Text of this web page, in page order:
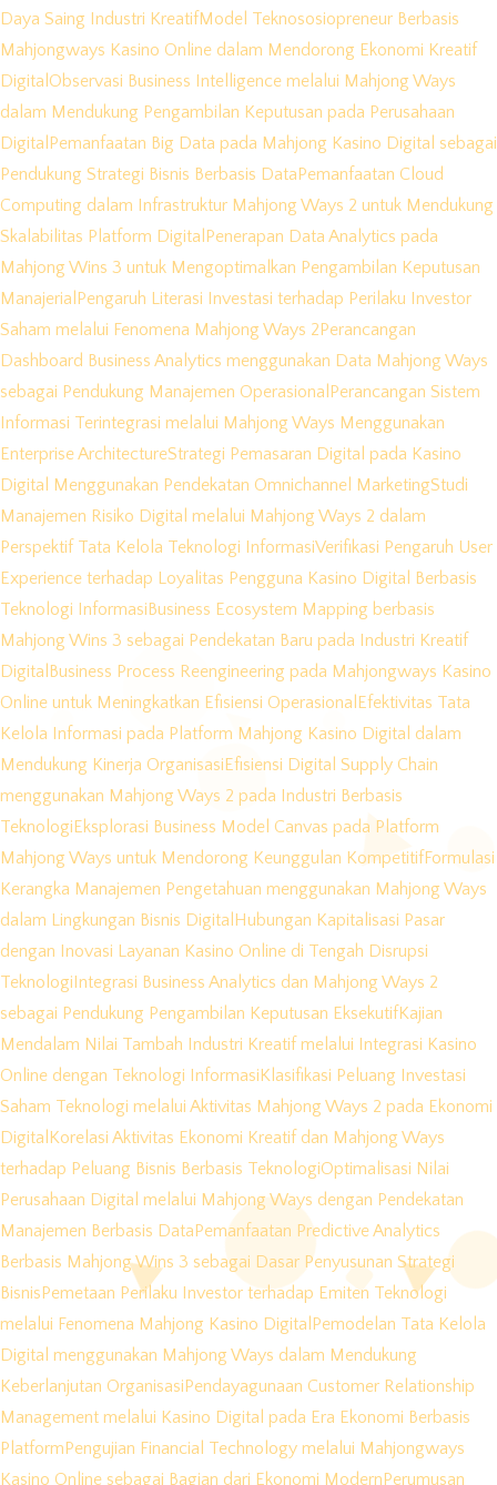
Daya Saing Industri KreatifModel Teknososiopreneur Berbasis
Mahjongways Kasino Online dalam Mendorong Ekonomi Kreatif
Digital Observasi Business Intelligence melalui Mahjong Ways
dalam Mendukung Pengambilan Keputusan pada Perusahaan
Digital Pemanfaatan Big Data pada Mahjong Kasino Digital sebagai
Pendukung Strategi Bisnis Berbasis Data Pemanfaatan Cloud
Computing dalam Infrastruktur Mahjong Ways 2 untuk Mendukung
Skalabilitas Platform Digital Penerapan Data Analytics pada
Mahjong Wins 3 untuk Mengoptimalkan Pengambilan Keputusan
Manajerial Pengaruh Literasi Investasi terhadap Perilaku Investor
Saham melalui Fenomena Mahjong Ways 2 Perancangan
Dashboard Business Analytics menggunakan Data Mahjong Ways
sebagai Pendukung Manajemen Operasional Perancangan Sistem
Informasi Terintegrasi melalui Mahjong Ways Menggunakan
Enterprise ArchitectureStrategi Pemasaran Digital pada Kasino
Digital Menggunakan Pendekatan Omnichannel MarketingStudi
Manajemen Risiko Digital melalui Mahjong Ways 2 dalam
Perspektif Tata Kelola Teknologi InformasiVerifikasi Pengaruh User
Experience terhadap Loyalitas Pengguna Kasino Digital Berbasis
Teknologi Informasi Business Ecosystem Mapping berbasis
Mahjong Wins 3 sebagai Pendekatan Baru pada Industri Kreatif
Digital Business Process Reengineering pada Mahjongways Kasino
Online untuk Meningkatkan Efisiensi Operasional Efektivitas Tata
Kelola Informasi pada Platform Mahjong Kasino Digital dalam
Mendukung Kinerja Organisasi Efisiensi Digital Supply Chain
menggunakan Mahjong Ways 2 pada Industri Berbasis
Teknologi Eksplorasi Business Model Canvas pada Platform
Mahjong Ways untuk Mendorong Keunggulan KompetitifFormulasi
Kerangka Manajemen Pengetahuan menggunakan Mahjong Ways
dalam Lingkungan Bisnis Digital Hubungan Kapitalisasi Pasar
dengan Inovasi Layanan Kasino Online di Tengah Disrupsi
Teknologi Integrasi Business Analytics dan Mahjong Ways 2
sebagai Pendukung Pengambilan Keputusan EksekutifKajian
Mendalam Nilai Tambah Industri Kreatif melalui Integrasi Kasino
Online dengan Teknologi Informasi Klasifikasi Peluang Investasi
Saham Teknologi melalui Aktivitas Mahjong Ways 2 pada Ekonomi
Digital Korelasi Aktivitas Ekonomi Kreatif dan Mahjong Ways
terhadap Peluang Bisnis Berbasis TeknologiOptimalisasi Nilai
Perusahaan Digital melalui Mahjong Ways dengan Pendekatan
Manajemen Berbasis Data Pemanfaatan Predictive Analytics
Berbasis Mahjong Wins 3 sebagai Dasar Penyusunan Strategi
Bisnis Pemetaan Perilaku Investor terhadap Emiten Teknologi
melalui Fenomena Mahjong Kasino Digital Pemodelan Tata Kelola
Digital menggunakan Mahjong Ways dalam Mendukung
Keberlanjutan Organisasi Pendayagunaan Customer Relationship
Management melalui Kasino Digital pada Era Ekonomi Berbasis
Platform Pengujian Financial Technology melalui Mahjongways
Kasino Online sebagai Bagian dari Ekonomi Modern Perumusan